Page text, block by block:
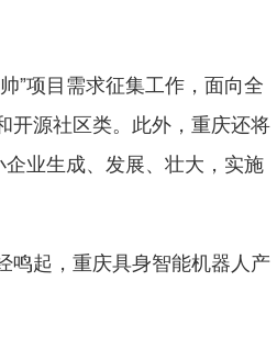
”项目需求征集工作，面向全
开源社区类。此外，重庆还将
业生成、发展、壮大，实施
鸣起，重庆具身智能机器人产